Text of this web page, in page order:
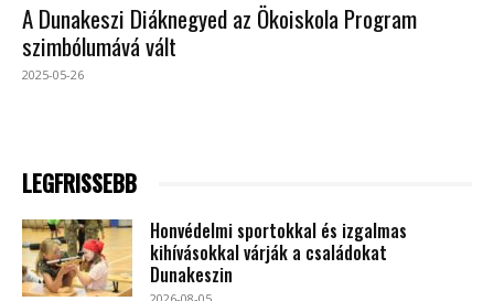
A Dunakeszi Diáknegyed az Ökoiskola Program
szimbólumává vált
2025-05-26
LEGFRISSEBB
Honvédelmi sportokkal és izgalmas
kihívásokkal várják a családokat
Dunakeszin